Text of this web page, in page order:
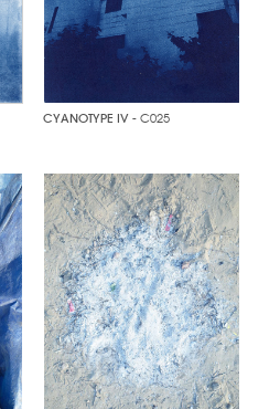
CYANOTYPE IV - C025